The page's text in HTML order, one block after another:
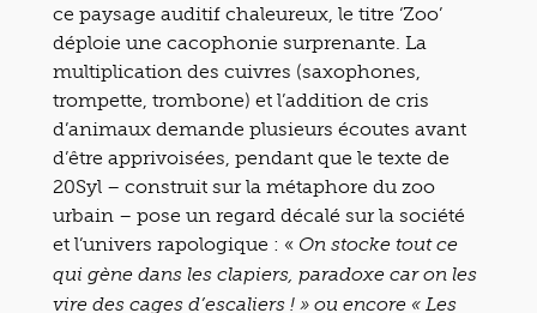
ce paysage auditif chaleureux, le titre ‘Zoo’
déploie une cacophonie surprenante. La
multiplication des cuivres (saxophones,
trompette, trombone) et l’addition de cris
d’animaux demande plusieurs écoutes avant
d’être apprivoisées, pendant que le texte de
20Syl – construit sur la métaphore du zoo
urbain – pose un regard décalé sur la société
et l’univers rapologique : « On stocke tout ce
qui gène dans les clapiers, paradoxe car on les
vire des cages d’escaliers ! » ou encore « Les